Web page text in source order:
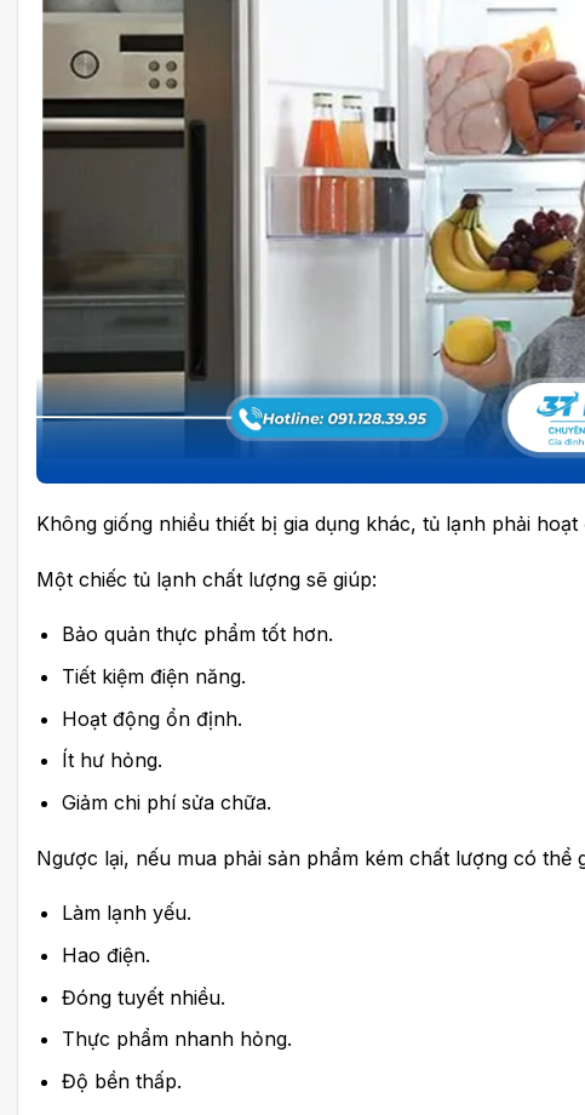
Không giống nhiều thiết bị gia dụng khác, tủ lạnh phải
Một chiếc tủ lạnh chất lượng sẽ giúp:
Bảo quản thực phẩm tốt hơn.
Tiết kiệm điện năng.
Hoạt động ổn định.
Ít hư hỏng.
Giảm chi phí sửa chữa.
Ngược lại, nếu mua phải sản phẩm kém chất lượng có thể
Làm lạnh yếu.
Hao điện.
Đóng tuyết nhiều.
Thực phẩm nhanh hỏng.
Độ bền thấp.